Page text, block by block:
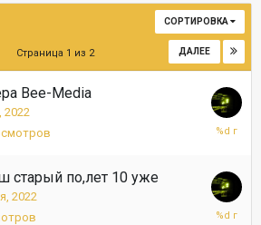
СОРТИРОВКА
ДАЛЕЕ
Страница 1 из 2
Bee-Media
2022
31
старый по,лет 10 уже
2022
19